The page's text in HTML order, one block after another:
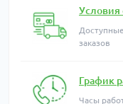
Условия
заказов
График
Часы